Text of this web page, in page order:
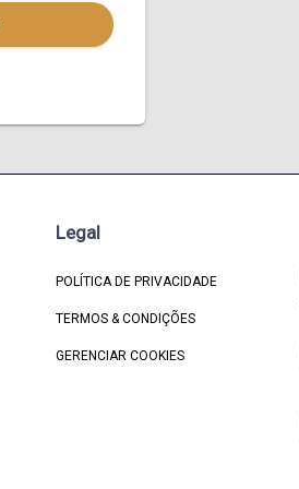
Legal
POLÍTICA DE PRIVACIDADE
TERMOS & CONDIÇÕES
GERENCIAR COOKIES